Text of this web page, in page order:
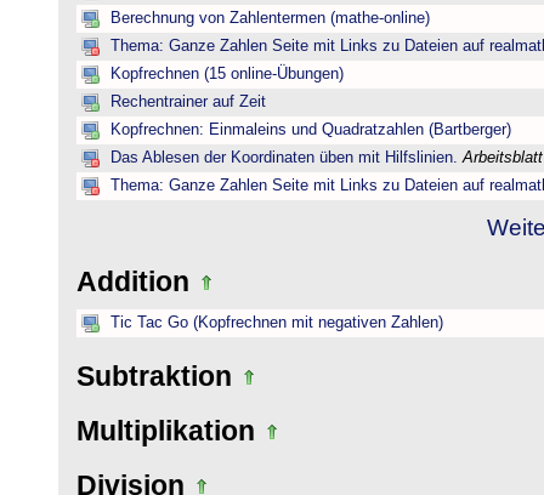
Berechnung von Zahlentermen (mathe-online)
Thema: Ganze Zahlen Seite mit Links zu Dateien auf
Kopfrechnen (15 online-Übungen)
Rechentrainer auf Zeit
Kopfrechnen: Einmaleins und Quadratzahlen (Bartberger)
Das Ablesen der Koordinaten üben mit Hilfslinien.
Thema: Ganze Zahlen Seite mit Links zu Dateien auf
Addition
Tic Tac Go (Kopfrechnen mit negativen Zahlen)
Subtraktion
Multiplikation
Division